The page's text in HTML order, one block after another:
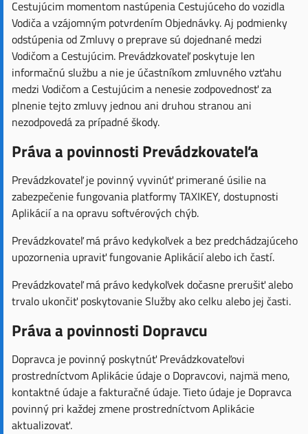
Cestujúcim momentom nastúpenia Cestujúceho do vozidla
Vodiča a vzájomným potvrdením Objednávky. Aj podmienky
odstúpenia od Zmluvy o preprave sú dojednané medzi
Vodičom a Cestujúcim. Prevádzkovateľ poskytuje len
informačnú službu a nie je účastníkom zmluvného vzťahu
medzi Vodičom a Cestujúcim a nenesie zodpovednosť za
plnenie tejto zmluvy jednou ani druhou stranou ani
nezodpovedá za prípadné škody.
Práva a povinnosti Prevádzkovateľa
Prevádzkovateľ je povinný vyvinúť primerané úsilie na
zabezpečenie fungovania platformy TAXIKEY, dostupnosti
Aplikácií a na opravu softvérových chýb.
Prevádzkovateľ má právo kedykoľvek a bez predchádzajúceho
upozornenia upraviť fungovanie Aplikácií alebo ich častí.
Prevádzkovateľ má právo kedykoľvek dočasne prerušiť alebo
trvalo ukončiť poskytovanie Služby ako celku alebo jej časti.
Práva a povinnosti Dopravcu
Dopravca je povinný poskytnúť Prevádzkovateľovi
prostredníctvom Aplikácie údaje o Dopravcovi, najmä meno,
kontaktné údaje a fakturačné údaje. Tieto údaje je Dopravca
povinný pri každej zmene prostredníctvom Aplikácie
aktualizovať.